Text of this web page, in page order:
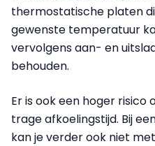
thermostatische platen
gewenste temperatuur
vervolgens aan- en
behouden.
Er is ook een hoger
trage afkoelingstijd. Bij
kan je verder ook niet